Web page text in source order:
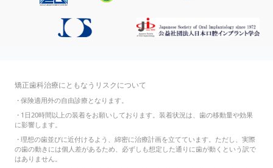
矯正歯科治療にともなうリスクについて
・保険適用外の自由診療となります。
・ 1日20時間以上の装着をお願いしております。装着状況は、歯の移動量や効果
に影響します。
・理想の歯並びに近付けるよう、綿密に治療計画を立てています。ただし、実際
の歯の動きには個人差があるため、必ずしも想定した通りに歯が動くという訳で
はありません。